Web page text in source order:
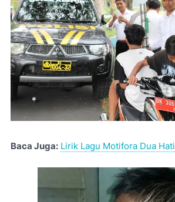
Baca Juga: Lirik Lagu Motifora Dua Hati